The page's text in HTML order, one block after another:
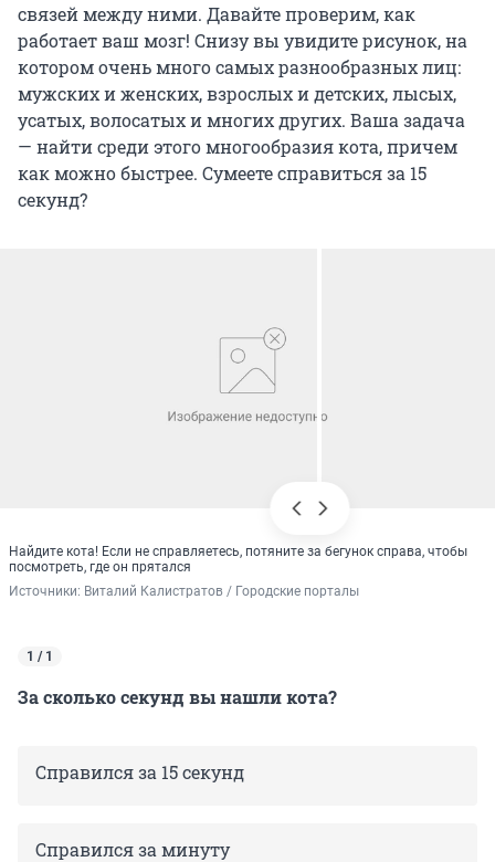
связей между ними. Давайте проверим, как
работает ваш мозг! Снизу вы увидите рисунок, на
котором очень много самых разнообразных лиц:
мужских и женских, взрослых и детских, лысых,
усатых, волосатых и многих других. Ваша задача
— найти среди этого многообразия кота, причем
как можно быстрее. Сумеете справиться за 15
секунд?
Найдите кота! Если не справляетесь, потяните за бегунок справа, чтобы
посмотреть, где он прятался
Источники: Виталий Калистратов / Городские порталы
1 / 1
За сколько секунд вы нашли кота?
Справился за 15 секунд
Справился за минуту